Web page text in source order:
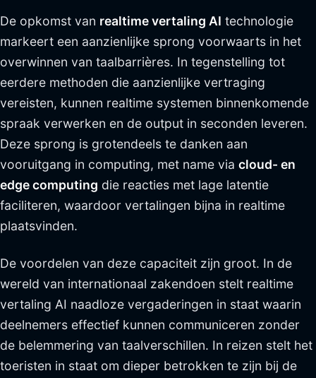
De opkomst van realtime vertaling AI technologie
markeert een aanzienlijke sprong voorwaarts in het
overwinnen van taalbarrières. In tegenstelling tot
eerdere methoden die aanzienlijke vertraging
vereisten, kunnen realtime systemen binnenkomende
spraak verwerken en de output in seconden leveren.
Deze sprong is grotendeels te danken aan
vooruitgang in computing, met name via cloud- en
edge computing die reacties met lage latentie
faciliteren, waardoor vertalingen bijna in realtime
plaatsvinden.
De voordelen van deze capaciteit zijn groot. In de
wereld van internationaal zakendoen stelt realtime
vertaling AI naadloze vergaderingen in staat waarin
deelnemers effectief kunnen communiceren zonder
de belemmering van taalverschillen. In reizen stelt het
toeristen in staat om dieper betrokken te zijn bij de